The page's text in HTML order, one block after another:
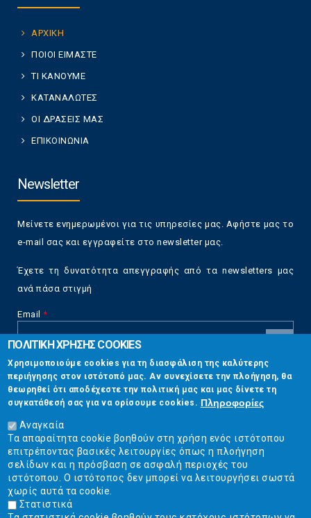
ΑΡΧΙΚΗ
ΠΟΙΟΙ ΕΙΜΑΣΤΕ
ΤΙ ΚΑΝΟΥΜΕ
ΚΑΤΑΝΑΛΩΤΕΣ
ΟΙ ΔΡΑΣΕΙΣ ΜΑΣ
ΕΠΙΚΟΙΝΩΝΙΑ
Newsletter
Μείνετε ενημερωμένοι για τις υπηρεσίες μας. Αφήστε μας το
e-mail σας και εγγραφείτε στο newsletter μας.
Έχετε τη δυνατότητα απεγγραφής από τα newsletters μας
ανά πάσα στιγμή
Email *
CAPTCHA
This
question is
for testing
whether or
not you are a
human visitor
and to
prevent
automated
spam
submissions.
Επικοινωνία
Στουρνάρη 17, Αθήνα 10683
2103304444
info@ekpizo.gr
www.ekpizo.gr
ΠΟΛΙΤΙΚΗ ΧΡΗΣΗΣ COOKIES
Χρησιμοποιούμε cookies για τη διασφάλιση της καλύτερης
περιήγησης στον ιστότοπό μας. Αν συνεχίσετε την πλοήγηση, θα
θεωρηθεί ότι αποδέχεστε την πολιτική μας και μας δίνετε τη
συγκατάθεσή σας για να ορίσουμε cookies. Πληροφορίες
Αναγκαία
Τα απαραίτητα cookie βοηθούν στη χρήση ενός ιστότοπου
επιτρέποντας βασικές λειτουργίες όπως η πλοήγηση
σελίδων και η πρόσβαση σε ασφαλή περιοχές του
ιστότοπου. Ο ιστότοπος δεν μπορεί να λειτουργήσει σωστά
χωρίς αυτά τα cookie.
Στατιστικά